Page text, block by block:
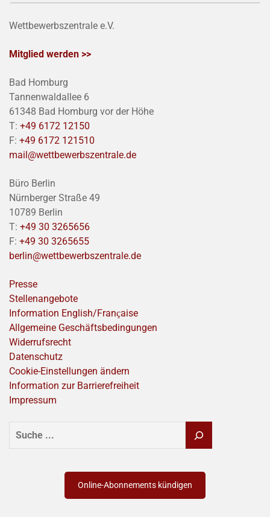
Wettbewerbszentrale e.V.
Mitglied werden >>
Bad Homburg
Tannenwaldallee 6
61348 Bad Homburg vor der Höhe
T: +49 6172 12150
F: +49 6172 121510
mail@wettbewerbszentrale.de
Büro Berlin
Nürnberger Straße 49
10789 Berlin
T: +49 30 3265656
F: +49 30 3265655
berlin@wettbewerbszentrale.de
Presse
Stellenangebote
Information English/Franҫaise
Allgemeine Geschäftsbedingungen
Widerrufsrecht
Datenschutz
Cookie-Einstellungen ändern
Information zur Barrierefreiheit
Impressum
SUCHEN
Online-Abonnements kündigen